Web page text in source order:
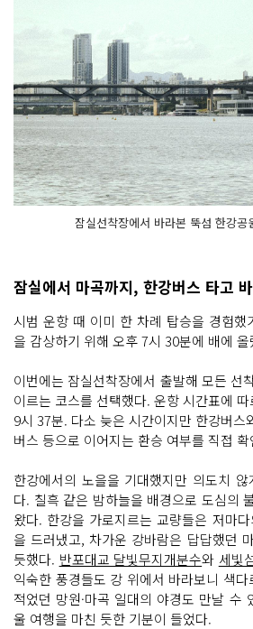
잠실선착장에서 바라본 뚝섬 한강
잠실에서 마곡까지, 한강버스 타고
시범 운항 때 이미 한 차례 탑승을 경험했
을 감상하기 위해 오후 7시 30분에 배에 올
이번에는 잠실선착장에서 출발해 모든 선
이르는 코스를 선택했다. 운항 시간표에
9시 37분. 다소 늦은 시간이지만 한강버스
버스 등으로 이어지는 환승 여부를 직접
한강에서의 노을을 기대했지만 의도치
다. 칠흑 같은 밤하늘을 배경으로 도심의
왔다. 한강을 가로지르는 교량들은 저마
을 드러냈고, 차가운 강바람은 답답했던
듯했다. 반포대교 달빛무지개분수와 세빛
익숙한 풍경들도 강 위에서 바라보니 색
적었던 망원·마곡 일대의 야경도 만날 수
울 여행을 마친 듯한 기분이 들었다.